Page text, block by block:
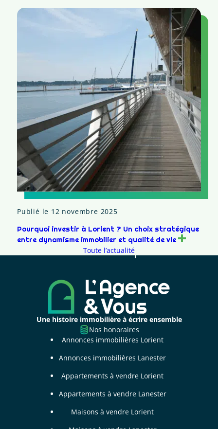
Publié le 12 novembre 2025
Pourquoi investir à Lorient ? Un choix stratégique
entre dynamisme immobilier et qualité de vie
Toute l’actualité
Une histoire immobilière à écrire ensemble
Nos honoraires
Annonces immobilières Lorient
Annonces immobilières Lanester
Appartements à vendre Lorient
Appartements à vendre Lanester
Maisons à vendre Lorient